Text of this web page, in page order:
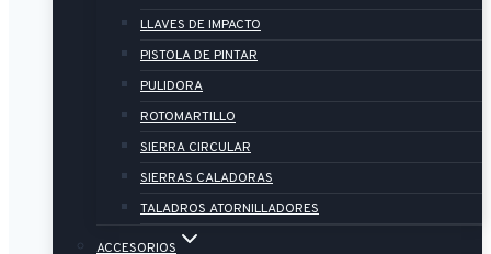
LLAVES DE IMPACTO
PISTOLA DE PINTAR
PULIDORA
ROTOMARTILLO
SIERRA CIRCULAR
SIERRAS CALADORAS
TALADROS ATORNILLADORES
ACCESORIOS